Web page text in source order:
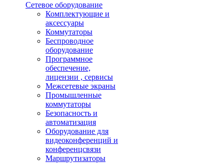
Сетевое оборудование
Комплектующие и
аксессуары
Коммутаторы
Беспроводное
оборудование
Программное
обеспечение,
лицензии , сервисы
Межсетевые экраны
Промышленные
коммутаторы
Безопасность и
автоматизация
Оборудование для
видеоконференций и
конференцсвязи
Маршрутизаторы